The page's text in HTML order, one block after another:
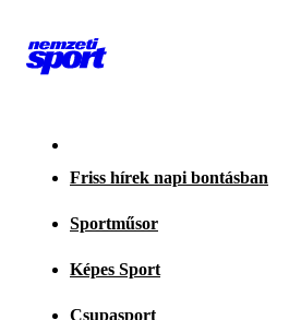
Friss hírek napi bontásban
Sportműsor
Képes Sport
Csupasport